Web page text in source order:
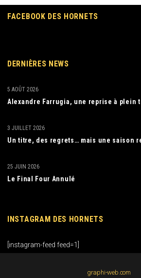
FACEBOOK DES HORNETS
DERNIÈRES NEWS
Alexandre Farrugia, une reprise à plein
5 AOÛT 2026
Un titre, des regrets… mais une saison
3 JUILLET 2026
Le Final Four Annulé
25 JUIN 2026
INSTAGRAM DES HORNETS
[instagram-feed feed=1]
graphi-web.com